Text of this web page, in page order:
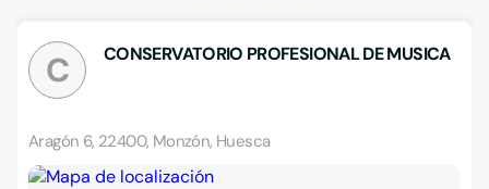
C CONSERVATORIO PROFESIONAL DE MUSICA
Aragón 6, 22400, Monzón, Huesca